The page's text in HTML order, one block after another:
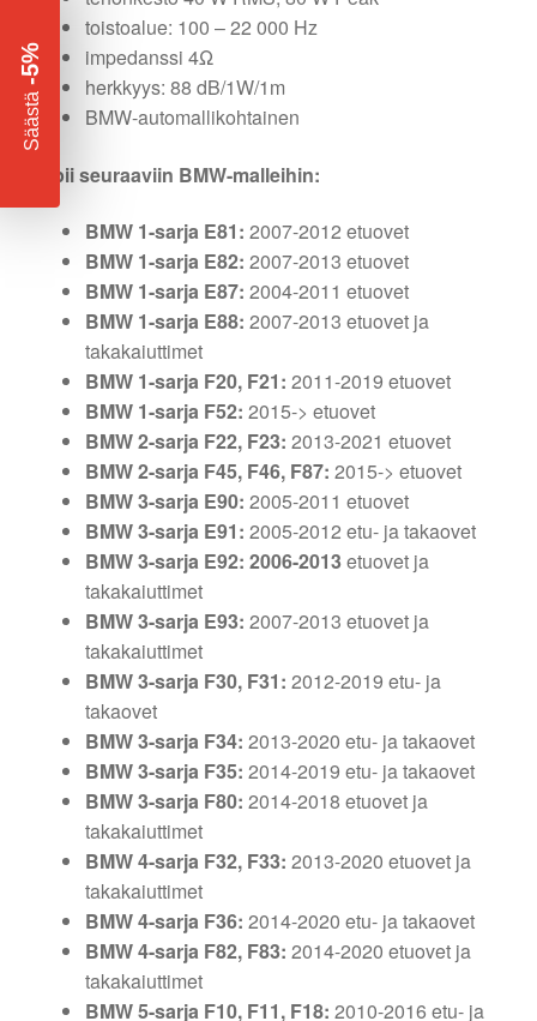
toistoalue: 100 – 22 000 Hz
impedanssi 4Ω
herkkyys: 88 dB/1W/1m
BMW-automallikohtainen
Sopii seuraaviin BMW-malleihin:
BMW 1-sarja E81: 2007-2012 etuovet
BMW 1-sarja E82: 2007-2013 etuovet
BMW 1-sarja E87: 2004-2011 etuovet
BMW 1-sarja E88: 2007-2013 etuovet ja
takakaiuttimet
BMW 1-sarja F20, F21: 2011-2019 etuovet
BMW 1-sarja F52: 2015-> etuovet
BMW 2-sarja F22, F23: 2013-2021 etuovet
BMW 2-sarja F45, F46, F87: 2015-> etuovet
BMW 3-sarja E90: 2005-2011 etuovet
BMW 3-sarja E91: 2005-2012 etu- ja takaovet
BMW 3-sarja E92: 2006-2013etuovet ja
takakaiuttimet
BMW 3-sarja E93: 2007-2013 etuovet ja
takakaiuttimet
BMW 3-sarja F30, F31: 2012-2019 etu- ja
takaovet
BMW 3-sarja F34: 2013-2020 etu- ja takaovet
BMW 3-sarja F35: 2014-2019 etu- ja takaovet
BMW 3-sarja F80: 2014-2018 etuovet ja
takakaiuttimet
BMW 4-sarja F32, F33: 2013-2020 etuovet ja
takakaiuttimet
BMW 4-sarja F36: 2014-2020 etu- ja takaovet
BMW 4-sarja F82, F83: 2014-2020 etuovet ja
takakaiuttimet
BMW 5-sarja F10, F11, F18: 2010-2016 etu- ja
Säästä
-5%